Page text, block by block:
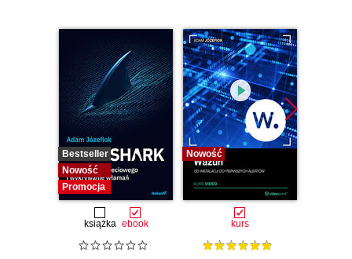
Bestseller
Nowość
Promocja
książka ebook
Nowość
kurs